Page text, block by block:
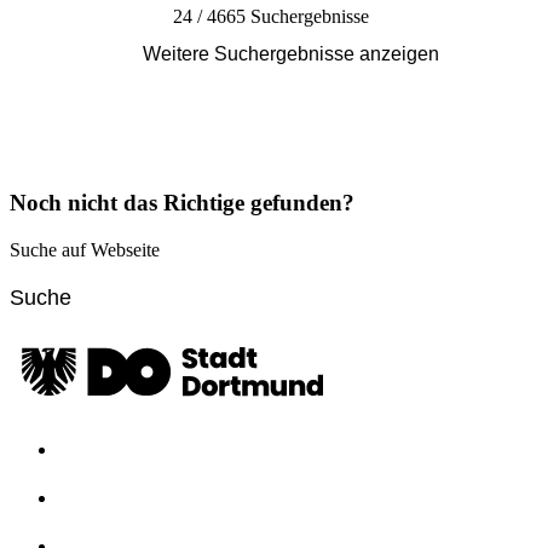
24 / 4665 Suchergebnisse
Weitere Suchergebnisse anzeigen
Noch nicht das Richtige gefunden?
Suche auf Webseite